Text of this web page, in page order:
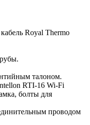
Royal Thermo
талоном.
RTI-16 Wi-Fi
болты для
проводом